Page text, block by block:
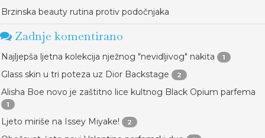
Brzinska beauty rutina protiv podočnjaka
Zadnje komentirano
Najljepša ljetna kolekcija nježnog "nevidljivog" nakita 1
Glass skin u tri poteza uz Dior Backstage 2
Alisha Boe novo je zaštitno lice kultnog Black Opium parfema
1
Ljeto miriše na Issey Miyake! 2